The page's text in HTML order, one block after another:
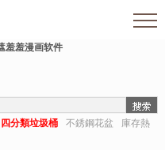
v天堂网-中文字幕第六页-狠狠干干-
一视频网-毛片在线网站-五月婷婷开
羞羞漫画软件
四分類垃圾桶 不銹鋼花盆
庫存熱